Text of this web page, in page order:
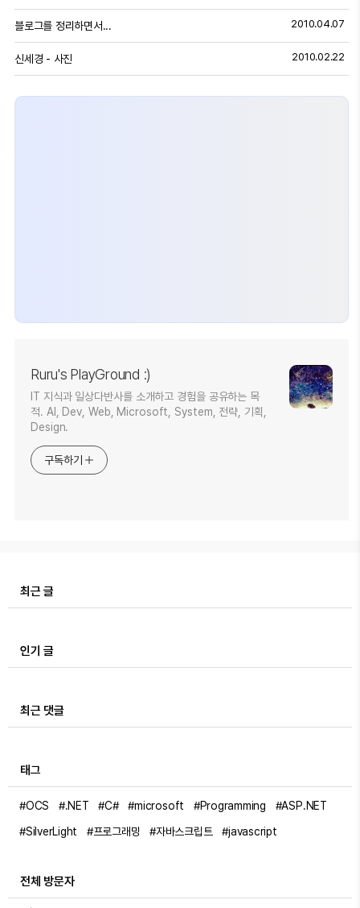
블로그를 정리하면서... 2010.04.07
신세경 - 사진 2010.02.22
Ruru's PlayGround :)
IT 지식과 일상다반사를 소개하고 경험을 공유하는 목
적. AI, Dev, Web, Microsoft, System, 전략, 기획,
Design.
구독하기
최근 글
인기 글
최근 댓글
태그
#OCS #.NET #C# #microsoft #Programming
#ASP.NET
#SilverLight
#프로그래밍 #자바스크립트 #javascript
전체 방문자